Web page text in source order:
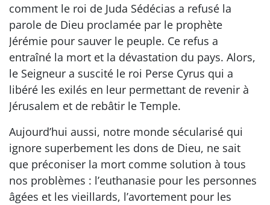
comment le roi de Juda Sédécias a refusé la
parole de Dieu proclamée par le prophète
Jérémie pour sauver le peuple. Ce refus a
entraîné la mort et la dévastation du pays. Alors,
le Seigneur a suscité le roi Perse Cyrus qui a
libéré les exilés en leur permettant de revenir à
Jérusalem et de rebâtir le Temple.
Aujourd’hui aussi, notre monde sécularisé qui
ignore superbement les dons de Dieu, ne sait
que préconiser la mort comme solution à tous
nos problèmes : l’euthanasie pour les personnes
âgées et les vieillards, l’avortement pour les